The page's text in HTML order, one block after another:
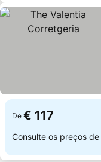
De € 117
Consulte os preços de